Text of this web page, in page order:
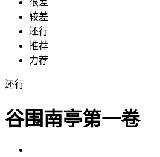
很差
较差
还行
推荐
力荐
还行
谷围南亭第一卷